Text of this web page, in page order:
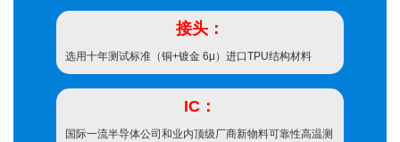
接头：
选用十年测试标准（铜+镀金 6μ）进口TPU结构材料
IC：
国际一流半导体公司和业内顶级厂商新物料可靠性高温测